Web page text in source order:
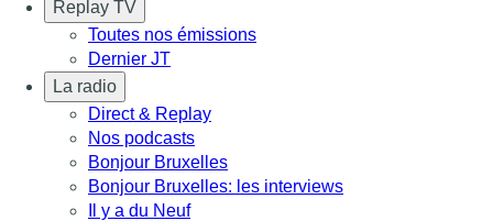
Replay TV
Toutes nos émissions
Dernier JT
La radio
Direct & Replay
Nos podcasts
Bonjour Bruxelles
Bonjour Bruxelles: les interviews
Il y a du Neuf